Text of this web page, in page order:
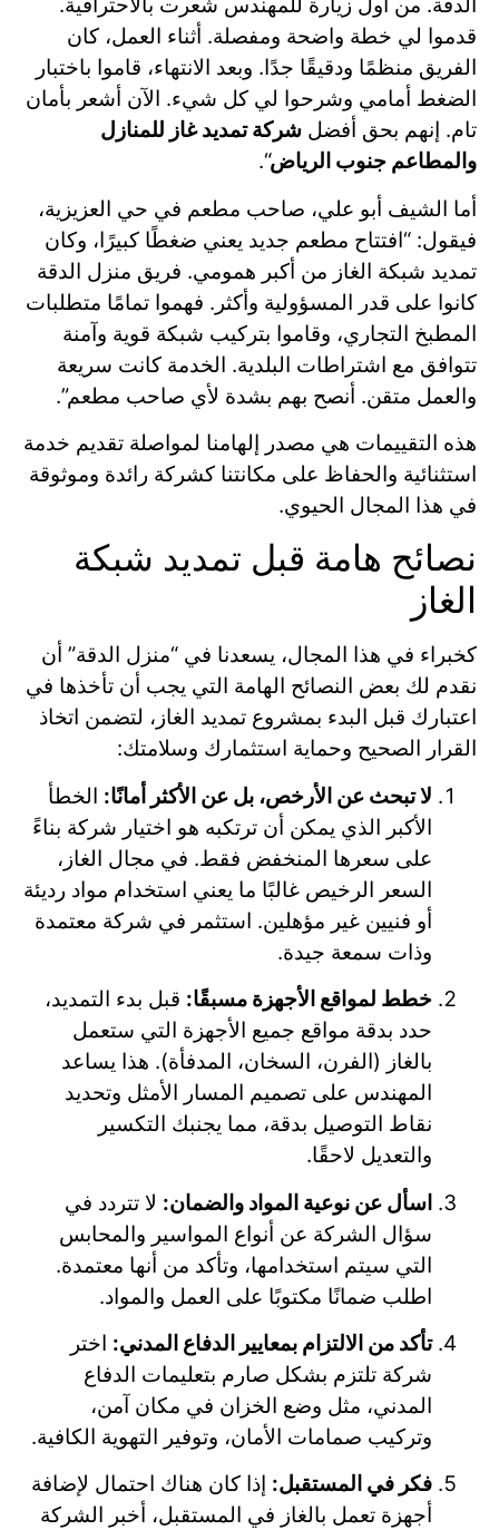
الدقة. من أول زيارة للمهندس شعرت بالاحترافية.
قدموا لي خطة واضحة ومفصلة. أثناء العمل، كان
الفريق منظمًا ودقيقًا جدًا. وبعد الانتهاء، قاموا باختبار
الضغط أمامي وشرحوا لي كل شيء. الآن أشعر بأمان
تام. إنهم بحق أفضل شركة تمديد غاز للمنازل
والمطاعم جنوب الرياض“.
أما الشيف أبو علي، صاحب مطعم في حي العزيزية،
فيقول: “افتتاح مطعم جديد يعني ضغطًا كبيرًا، وكان
تمديد شبكة الغاز من أكبر همومي. فريق منزل الدقة
كانوا على قدر المسؤولية وأكثر. فهموا تمامًا متطلبات
المطبخ التجاري، وقاموا بتركيب شبكة قوية وآمنة
تتوافق مع اشتراطات البلدية. الخدمة كانت سريعة
والعمل متقن. أنصح بهم بشدة لأي صاحب مطعم”.
هذه التقييمات هي مصدر إلهامنا لمواصلة تقديم خدمة
استثنائية والحفاظ على مكانتنا كشركة رائدة وموثوقة
في هذا المجال الحيوي.
نصائح هامة قبل تمديد شبكة
الغاز
كخبراء في هذا المجال، يسعدنا في “منزل الدقة” أن
نقدم لك بعض النصائح الهامة التي يجب أن تأخذها في
اعتبارك قبل البدء بمشروع تمديد الغاز، لتضمن اتخاذ
القرار الصحيح وحماية استثمارك وسلامتك:
لا تبحث عن الأرخص، بل عن الأكثر أمانًا: الخطأ
الأكبر الذي يمكن أن ترتكبه هو اختيار شركة بناءً
على سعرها المنخفض فقط. في مجال الغاز،
السعر الرخيص غالبًا ما يعني استخدام مواد رديئة
أو فنيين غير مؤهلين. استثمر في شركة معتمدة
وذات سمعة جيدة.
خطط لمواقع الأجهزة مسبقًا: قبل بدء التمديد،
حدد بدقة مواقع جميع الأجهزة التي ستعمل
بالغاز (الفرن، السخان، المدفأة). هذا يساعد
المهندس على تصميم المسار الأمثل وتحديد
نقاط التوصيل بدقة، مما يجنبك التكسير
والتعديل لاحقًا.
اسأل عن نوعية المواد والضمان: لا تتردد في
سؤال الشركة عن أنواع المواسير والمحابس
التي سيتم استخدامها، وتأكد من أنها معتمدة.
اطلب ضمانًا مكتوبًا على العمل والمواد.
تأكد من الالتزام بمعايير الدفاع المدني: اختر
شركة تلتزم بشكل صارم بتعليمات الدفاع
المدني، مثل وضع الخزان في مكان آمن،
وتركيب صمامات الأمان، وتوفير التهوية الكافية.
فكر في المستقبل: إذا كان هناك احتمال لإضافة
أجهزة تعمل بالغاز في المستقبل، أخبر الشركة